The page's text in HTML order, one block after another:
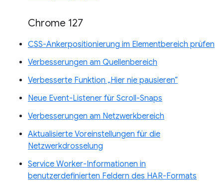
Chrome 127
CSS-Ankerpositionierung im Elementbereich prüfen
Verbesserungen am Quellenbereich
Verbesserte Funktion „Hier nie pausieren“
Neue Event-Listener für Scroll-Snaps
Verbesserungen am Netzwerkbereich
Aktualisierte Voreinstellungen für die
Netzwerkdrosselung
Service Worker-Informationen in
benutzerdefinierten Feldern des HAR-Formats